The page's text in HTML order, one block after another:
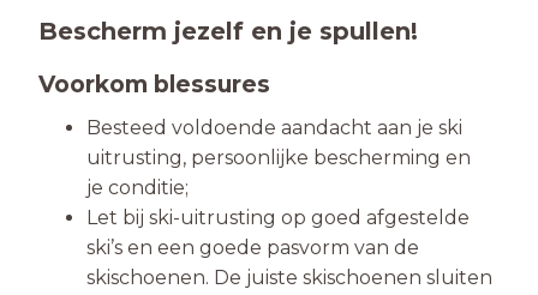
Bescherm jezelf en je spullen!
Voorkom blessures
Besteed voldoende aandacht aan je ski
uitrusting, persoonlijke bescherming en
je conditie;
Let bij ski-uitrusting op goed afgestelde
ski’s en een goede pasvorm van de
skischoenen. De juiste skischoenen sluiten